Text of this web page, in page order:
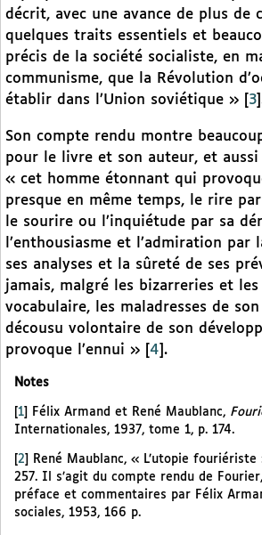
décrit, avec une avance de plus de
quelques traits essentiels et
précis de la société socialiste, en
communisme, que la Révolution
établir dans l’Union soviétique »
3
Son compte rendu montre
pour le livre et son auteur, et
« cet homme étonnant qui
presque en même temps, le rire
le sourire ou l’inquiétude par sa
l’enthousiasme et l’admiration par
ses analyses et la sûreté de ses
jamais, malgré les bizarreries et
vocabulaire, les maladresses de
décousu volontaire de son
provoque l’ennui »
4 .
Notes
[1] Félix Armand et René Maublanc,
Internationales, 1937, tome 1, p. 174.
2 René Maublanc, « L’utopie fouriériste
257. Il s’agit du compte rendu de Fourier,
préface et commentaires par Félix
sociales, 1953, 166 p.